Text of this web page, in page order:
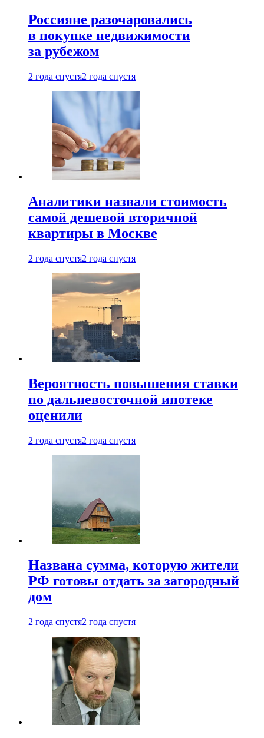
Россияне разочаровались
в покупке недвижимости
за рубежом
2 года спустя2 года спустя
Аналитики назвали стоимость
самой дешевой вторичной
квартиры в Москве
2 года спустя2 года спустя
Вероятность повышения ставки
по дальневосточной ипотеке
оценили
2 года спустя2 года спустя
Названа сумма, которую жители
РФ готовы отдать за загородный
дом
2 года спустя2 года спустя